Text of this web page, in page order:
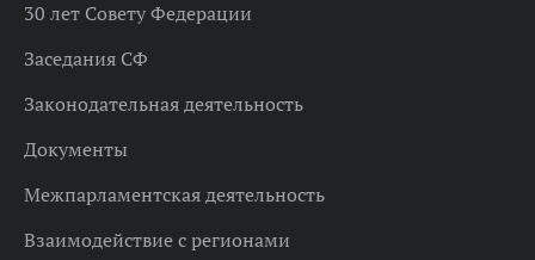
30 лет Совету Федерации
Заседания СФ
Законодательная деятельность
Документы
Межпарламентская деятельность
Взаимодействие с регионами